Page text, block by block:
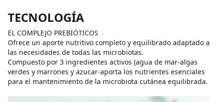
TECNOLOGÍA
EL COMPLEJO PREBIÓTICOS
Ofrece un aporte nutritivo completo y equilibrado adaptado a
las necesidades de todas las microbiotas.
Compuesto por 3 ingredientes activos (agua de mar-algas
verdes y marrones y azucar-aporta los nutrientes esenciales
para el mantenimiento de la microbiota cutánea equilibrada.